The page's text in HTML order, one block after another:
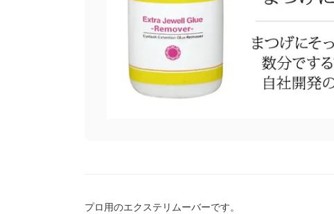
プロ用のエクステリムーバーです。